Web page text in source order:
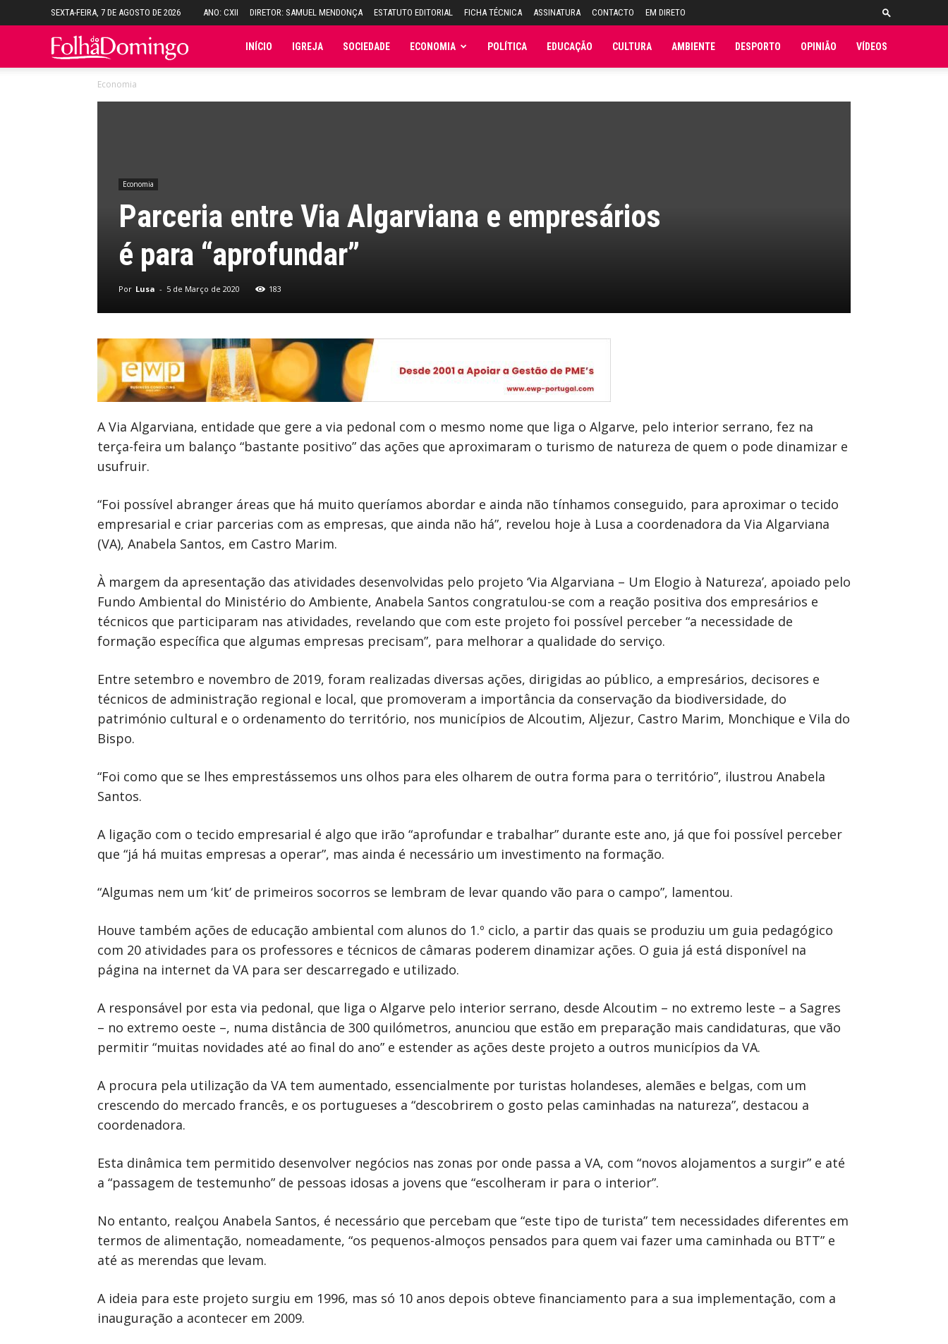
SEXTA-FEIRA, 7 DE AGOSTO DE 2026 ANO: CXII DIRETOR: SAMUEL MENDONÇA ESTATUTO EDITORIAL FICHA TÉCNICA ASSINATURA CONTACTO EM DIRETO
Folha INÍCIO IGREJA SOCIEDADE ECONOMIA POLÍTICA EDUCAÇÃO CULTURA AMBIENTE DESPORTO OPINIÃO VÍDEOS
Economia
Economia
Parceria entre Via Algarviana e empresários
é para “aprofundar”
Por Lusa - 5 de Março de 2020 183
A Via Algarviana, entidade que gere a via pedonal com o mesmo nome que liga o Algarve, pelo interior serrano, fez na
terça-feira um balanço “bastante positivo” das ações que aproximaram o turismo de natureza de quem o pode dinamizar e
usufruir.
“Foi possível abranger áreas que há muito queríamos abordar e ainda não tínhamos conseguido, para aproximar o tecido
empresarial e criar parcerias com as empresas, que ainda não há”, revelou hoje à Lusa a coordenadora da Via Algarviana
(VA), Anabela Santos, em Castro Marim.
À margem da apresentação das atividades desenvolvidas pelo projeto ‘Via Algarviana – Um Elogio à Natureza’, apoiado pelo
Fundo Ambiental do Ministério do Ambiente, Anabela Santos congratulou-se com a reação positiva dos empresários e
técnicos que participaram nas atividades, revelando que com este projeto foi possível perceber “a necessidade de
formação específica que algumas empresas precisam”, para melhorar a qualidade do serviço.
Entre setembro e novembro de 2019, foram realizadas diversas ações, dirigidas ao público, a empresários, decisores e
técnicos de administração regional e local, que promoveram a importância da conservação da biodiversidade, do
património cultural e o ordenamento do território, nos municípios de Alcoutim, Aljezur, Castro Marim, Monchique e Vila do
Bispo.
“Foi como que se lhes emprestássemos uns olhos para eles olharem de outra forma para o território”, ilustrou Anabela
Santos.
A ligação com o tecido empresarial é algo que irão “aprofundar e trabalhar” durante este ano, já que foi possível perceber
que “já há muitas empresas a operar”, mas ainda é necessário um investimento na formação.
“Algumas nem um ‘kit’ de primeiros socorros se lembram de levar quando vão para o campo”, lamentou.
Houve também ações de educação ambiental com alunos do 1.º ciclo, a partir das quais se produziu um guia pedagógico
com 20 atividades para os professores e técnicos de câmaras poderem dinamizar ações. O guia já está disponível na
página na internet da VA para ser descarregado e utilizado.
A responsável por esta via pedonal, que liga o Algarve pelo interior serrano, desde Alcoutim – no extremo leste – a Sagres
– no extremo oeste –, numa distância de 300 quilómetros, anunciou que estão em preparação mais candidaturas, que vão
permitir “muitas novidades até ao final do ano” e estender as ações deste projeto a outros municípios da VA.
A procura pela utilização da VA tem aumentado, essencialmente por turistas holandeses, alemães e belgas, com um
crescendo do mercado francês, e os portugueses a “descobrirem o gosto pelas caminhadas na natureza”, destacou a
coordenadora.
Esta dinâmica tem permitido desenvolver negócios nas zonas por onde passa a VA, com “novos alojamentos a surgir” e até
a “passagem de testemunho” de pessoas idosas a jovens que “escolheram ir para o interior”.
No entanto, realçou Anabela Santos, é necessário que percebam que “este tipo de turista” tem necessidades diferentes em
termos de alimentação, nomeadamente, “os pequenos-almoços pensados para quem vai fazer uma caminhada ou BTT” e
até as merendas que levam.
A ideia para este projeto surgiu em 1996, mas só 10 anos depois obteve financiamento para a sua implementação, com a
inauguração a acontecer em 2009.